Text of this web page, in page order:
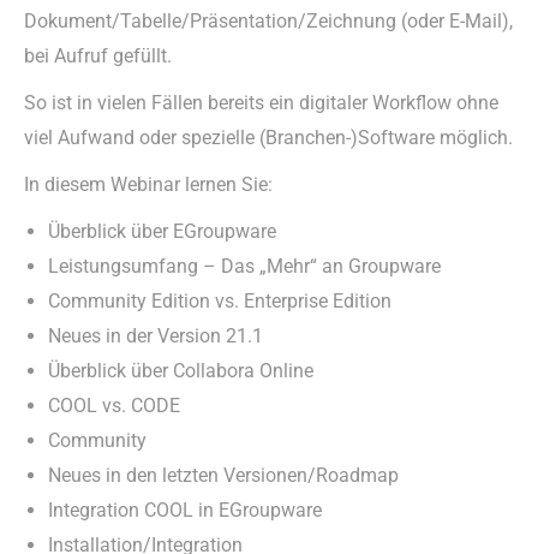
Dokument/Tabelle/Präsentation/Zeichnung (oder E-Mail),
bei Aufruf gefüllt.
So ist in vielen Fällen bereits ein digitaler Workflow ohne
viel Aufwand oder spezielle (Branchen-)Software möglich.
In diesem Webinar lernen Sie:
Überblick über EGroupware
Leistungsumfang – Das „Mehr“ an Groupware
Community Edition vs. Enterprise Edition
Neues in der Version 21.1
Überblick über Collabora Online
COOL vs. CODE
Community
Neues in den letzten Versionen/Roadmap
Integration COOL in EGroupware
Installation/Integration